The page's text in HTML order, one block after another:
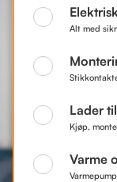
Lader
Kjøp,
Varme